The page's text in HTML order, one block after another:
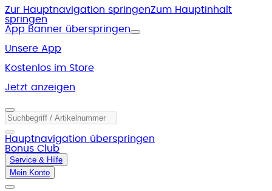
Zur Hauptnavigation springenZum Hauptinhalt
springen
App Banner überspringen
Unsere App
Kostenlos im Store
Jetzt anzeigen
Hauptnavigation überspringen
Bonus Club
Service & Hilfe
Mein Konto